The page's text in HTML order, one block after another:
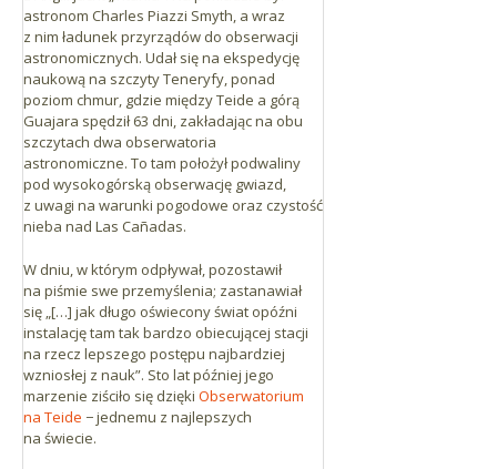
Teide jest oddalony o około godzinę drogi
samochodem od każdego miejsca na
wyspie.
Santa Cruz: 64 km
La Laguna: 55 km
Puerto de la Cruz: 45 km
Los Gigantes: 52 km
Los Cristianos: 47 km
astronom Charles Piazzi Smyth, a wraz
z nim ładunek przyrządów do obserwacji
astronomicznych. Udał się na ekspedycję
naukową na szczyty Teneryfy, ponad
poziom chmur, gdzie między Teide a górą
Guajara spędził 63 dni, zakładając na obu
szczytach dwa obserwatoria
astronomiczne. To tam położył podwaliny
pod wysokogórską obserwację gwiazd,
z uwagi na warunki pogodowe oraz czystość
nieba nad Las Cañadas.
W dniu, w którym odpływał, pozostawił
na piśmie swe przemyślenia; zastanawiał
się „[…] jak długo oświecony świat opóźni
instalację tam tak bardzo obiecującej stacji
na rzecz lepszego postępu najbardziej
wzniosłej z nauk”. Sto lat później jego
marzenie ziściło się dzięki Obserwatorium
na Teide − jednemu z najlepszych
na świecie.